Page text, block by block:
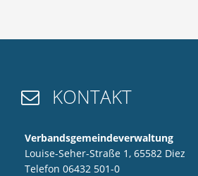
 KONTAKT
Verbandsgemeindeverwaltung
Louise-Seher-Straße 1, 65582 Diez
Telefon 06432 501-0